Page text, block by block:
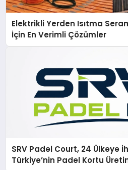
Elektrikli Yerden Isıtma
İçin En Verimli Çözümler
SRV Padel Court, 24 Ülkeye
Türkiye’nin Padel Kortu